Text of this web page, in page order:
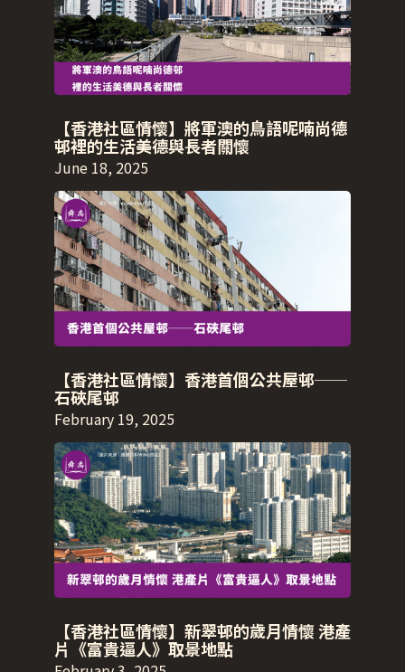
【香港社區情懷】將軍澳的鳥語呢喃尚德
邨裡的生活美德與長者關懷
June 18, 2025
【香港社區情懷】香港首個公共屋邨──
石硤尾邨
February 19, 2025
【香港社區情懷】新翠邨的歲月情懷 港產
片《富貴逼人》取景地點